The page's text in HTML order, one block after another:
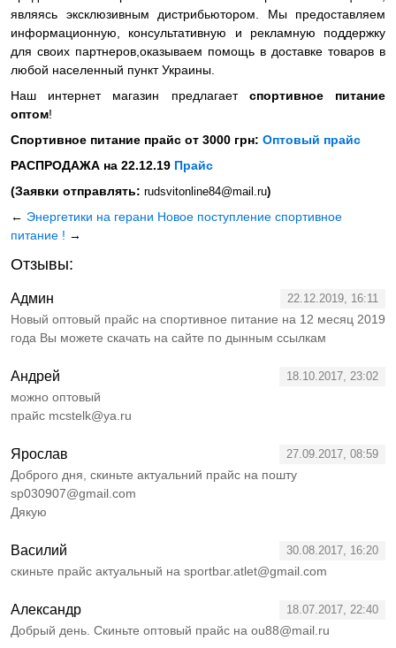
являясь эксклюзивным дистрибьютором. Мы предоставляем
информационную, консультативную и рекламную поддержку
для своих партнеров,оказываем помощь в доставке товаров в
любой населенный пункт Украины.
Наш интернет магазин предлагает спортивное питание
оптом!
Спортивное питание прайс от 3000 грн: Оптовый прайс
РАСПРОДАЖА на 22.12.19 Прайс
(Заявки отправлять: rudsvitonline84@mail.ru)
← Энергетики на герани Новое поступление спортивное
питание ! →
Отзывы:
Админ 22.12.2019, 16:11
Новый оптовый прайс на спортивное питание на 12 месяц 2019
года Вы можете скачать на сайте по дынным ссылкам
Андрей 18.10.2017, 23:02
можно оптовый
прайс mcstelk@ya.ru
Ярослав 27.09.2017, 08:59
Доброго дня, скиньте актуальний прайс на пошту
sp030907@gmail.com
Дякую
Василий 30.08.2017, 16:20
скиньте прайс актуальный на sportbar.atlet@gmail.com
Александр 18.07.2017, 22:40
Добрый день. Скиньте оптовый прайс на ou88@mail.ru